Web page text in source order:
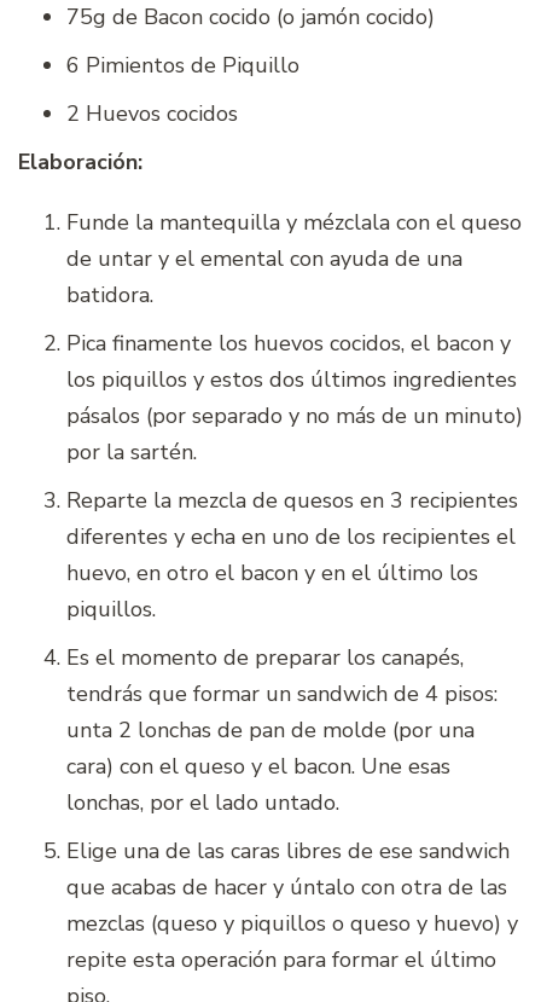
75g de Bacon cocido (o jamón cocido)
6 Pimientos de Piquillo
2 Huevos cocidos
Elaboración:
Funde la mantequilla y mézclala con el queso
de untar y el emental con ayuda de una
batidora.
Pica finamente los huevos cocidos, el bacon y
los piquillos y estos dos últimos ingredientes
pásalos (por separado y no más de un minuto)
por la sartén.
Reparte la mezcla de quesos en 3 recipientes
diferentes y echa en uno de los recipientes el
huevo, en otro el bacon y en el último los
piquillos.
Es el momento de preparar los canapés,
tendrás que formar un sandwich de 4 pisos:
unta 2 lonchas de pan de molde (por una
cara) con el queso y el bacon. Une esas
lonchas, por el lado untado.
Elige una de las caras libres de ese sandwich
que acabas de hacer y úntalo con otra de las
mezclas (queso y piquillos o queso y huevo) y
repite esta operación para formar el último
piso.